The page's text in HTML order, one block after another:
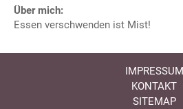
Über mich:
Essen verschwenden ist Mist!
IMPRESSUM
KONTAKT
SITEMAP